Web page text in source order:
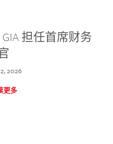
GIA 担任首席财务
2026
更多